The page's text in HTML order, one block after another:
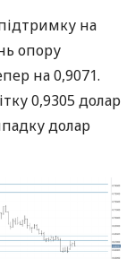
на
опору
на 0,9071.
0,9305 долар
долар